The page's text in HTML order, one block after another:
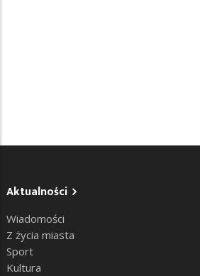
Aktualności
Wiadomości
Z życia miasta
Sport
Kultura